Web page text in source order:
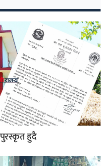
पुरस्कृत हुदै